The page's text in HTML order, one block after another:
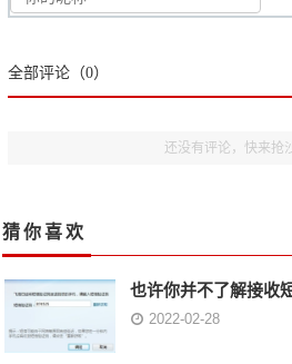
全部评论（0）
还没有评论，快来抢
猜你喜欢
也许你并不了解接收
2022-02-28